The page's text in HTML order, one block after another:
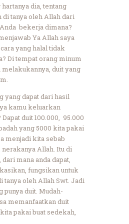
dia, tentang
di tanya oleh Allah dari
bekerja dimana?
Ya Allah saya
yang halal tidak
Di tempat orang minum
melakukannya, duit yang
yang dapat dari hasil
kamu keluarkan
duit 100.000, 95.000
yang 5000 kita pakai
menjadi kita sebab
Allah. Itu di
mana anda dapat,
fungsikan untuk
tanya oleh Allah Swt. Jadi
punya duit. Mudah-
memanfaatkan duit
pakai buat sedekah,